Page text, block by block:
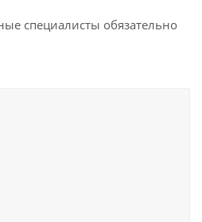
специалисты обязательно